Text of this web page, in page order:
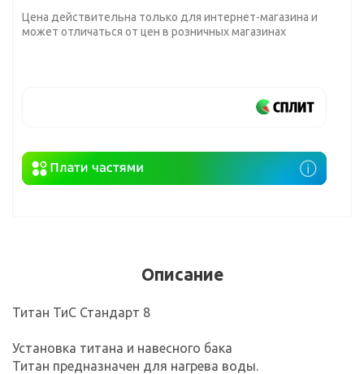
Цена действительна только для интернет-магазина и
может отличаться от цен в розничных магазинах
Описание
Титан ТиС Стандарт 8
Установка титана и навесного бака
Титан предназначен для нагрева воды.